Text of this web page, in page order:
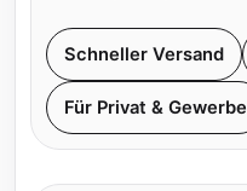
Schneller Versand
Für Privat & Gewerbe